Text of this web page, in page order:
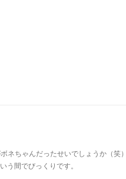
ネちゃんだったせいでしょうか（笑
う間でびっくりです。